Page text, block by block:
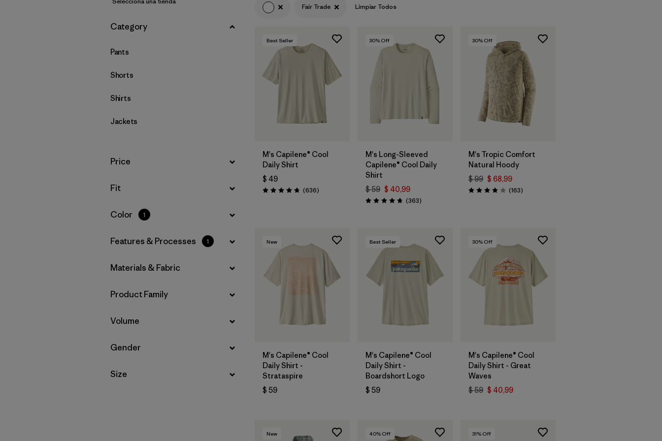
Filtrar por
Product Family
Filtrar por
Filtrar por
Category
Pants
Shorts
Shirts
Jackets
Filtrar por
Price
Filtrar por
Fit
Filtrar por
Color 1
Filtrar por
Features & Processes 1
Filtrar por
Materials & Fabric
Filtrar por
Product Family
Filtrar por
Volume
Filtrar por
Gender
Filtrar por
Size
Fair Trade Limpiar Todos
Best Seller
M's Capilene® Cool
Daily Shirt
$ 49
Valoración: 4.7 / 5
(636Comentarios
)
30% Off
M's Long-Sleeved
Capilene® Cool Daily
Shirt
$ 59 $ 40,99
Valoración: 4.7 / 5
(363Comentarios
)
30% Off
M's Tropic Comfort
Natural Hoody
$ 99 $ 68,99
Valoración: 3.9 / 5
(163Comentarios
)
New
M's Capilene® Cool
Daily Shirt -
Strataspire
$ 59
Best Seller
M's Capilene® Cool
Daily Shirt -
Boardshort Logo
$ 59
30% Off
M's Capilene® Cool
Daily Shirt - Great
Waves
$ 59 $ 40,99
New 40% Off 31% Off